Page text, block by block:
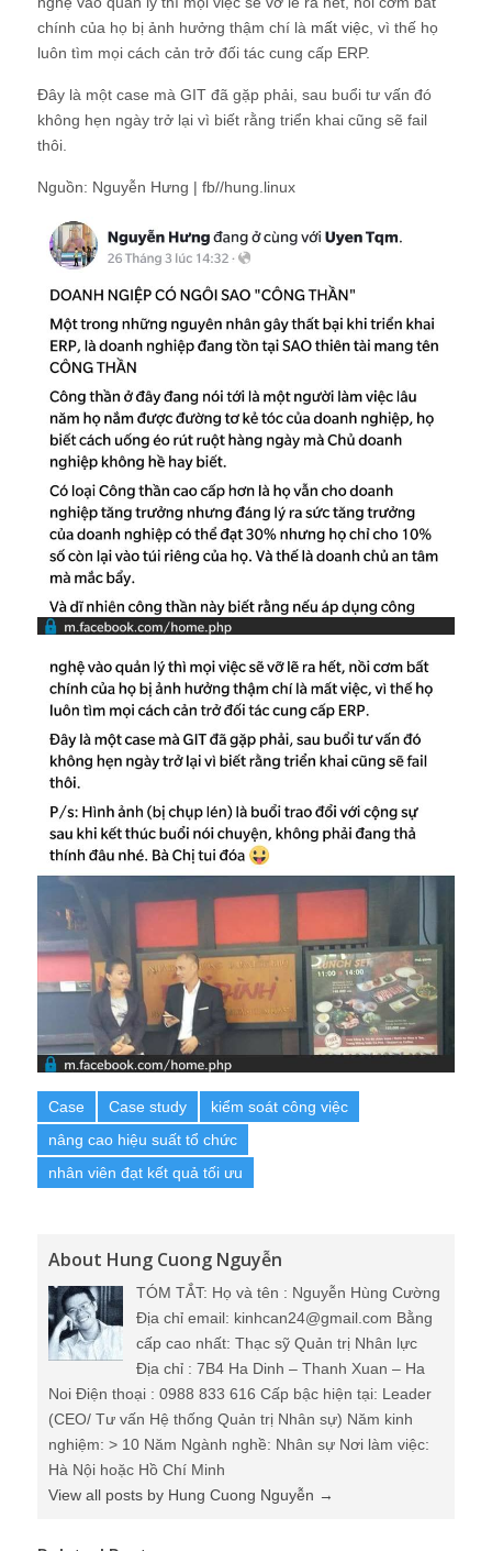
chính của họ bị ảnh hưởng thậm chí là mất việc , vì thế họ
luôn tìm mọi cách cản trở đối tác cung cấp ERP.
Đây là một case mà GIT đã gặp phải, sau buổi tư vấn đó
không hẹn ngày trở lại vì biết rằng triển khai cũng sẽ fail
thôi.
Nguồn: Nguyễn Hưng | fb//hung.linux
Case Case study
kiểm soát công việc
nâng cao hiệu suất tổ chức
nhân viên đạt kết quả tối ưu
About Hung Cuong Nguyễn
TÓM TẮT: Họ và tên : Nguyễn Hùng Cường
Địa chỉ email: kinhcan24@gmail.com Bằng
cấp cao nhất: Thạc sỹ Quản trị Nhân lực
Địa chỉ : 7B4 Ha Dinh – Thanh Xuan – Ha
Noi Điện thoại : 0988 833 616 Cấp bậc hiện tại: Leader
(CEO/ Tư vấn Hệ thống Quản trị Nhân sự) Năm kinh
nghiệm: > 10 Năm Ngành nghề: Nhân sự Nơi làm việc:
Hà Nội hoặc Hồ Chí Minh
View all posts by Hung Cuong Nguyễn →